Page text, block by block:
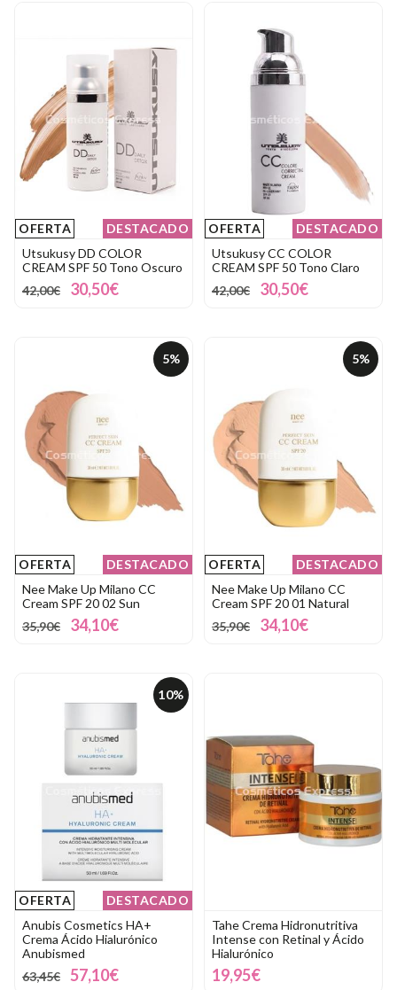
OFERTA
DESTACADO
Utsukusy DD COLOR
CREAM SPF 50 Tono Oscuro
42,00€
30,50€
OFERTA
DESTACADO
Utsukusy CC COLOR
CREAM SPF 50 Tono Claro
42,00€
30,50€
5%
OFERTA
DESTACADO
Nee Make Up Milano CC
Cream SPF 20 02 Sun
35,90€
34,10€
5%
OFERTA
DESTACADO
Nee Make Up Milano CC
Cream SPF 20 01 Natural
35,90€
34,10€
10%
OFERTA
DESTACADO
Anubis Cosmetics HA+
Crema Ácido Hialurónico
Anubismed
63,45€
57,10€
Tahe Crema Hidronutritiva
Intense con Retinal y Ácido
Hialurónico
19,95€